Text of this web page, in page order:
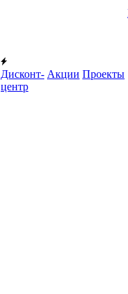
Дисконт-
центр
Акции Проекты